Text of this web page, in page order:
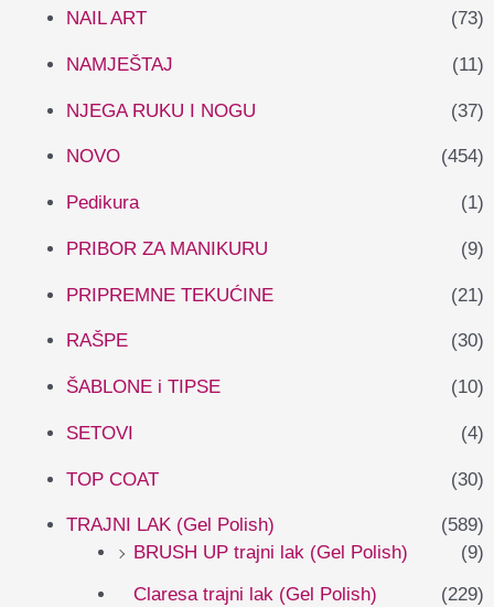
NAIL ART (73)
NAMJEŠTAJ (11)
NJEGA RUKU I NOGU (37)
NOVO (454)
Pedikura (1)
PRIBOR ZA MANIKURU (9)
PRIPREMNE TEKUĆINE (21)
RAŠPE (30)
ŠABLONE i TIPSE (10)
SETOVI (4)
TOP COAT (30)
TRAJNI LAK (Gel Polish)
(589)
BRUSH UP trajni lak (Gel Polish)
(9)
Claresa trajni lak (Gel Polish)
(229)